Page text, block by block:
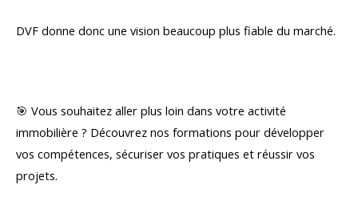
DVF donne donc une vision beaucoup plus fiable du marché.
🎯 Vous souhaitez aller plus loin dans votre activité
immobilière ? Découvrez nos formations pour développer
vos compétences, sécuriser vos pratiques et réussir vos
projets.